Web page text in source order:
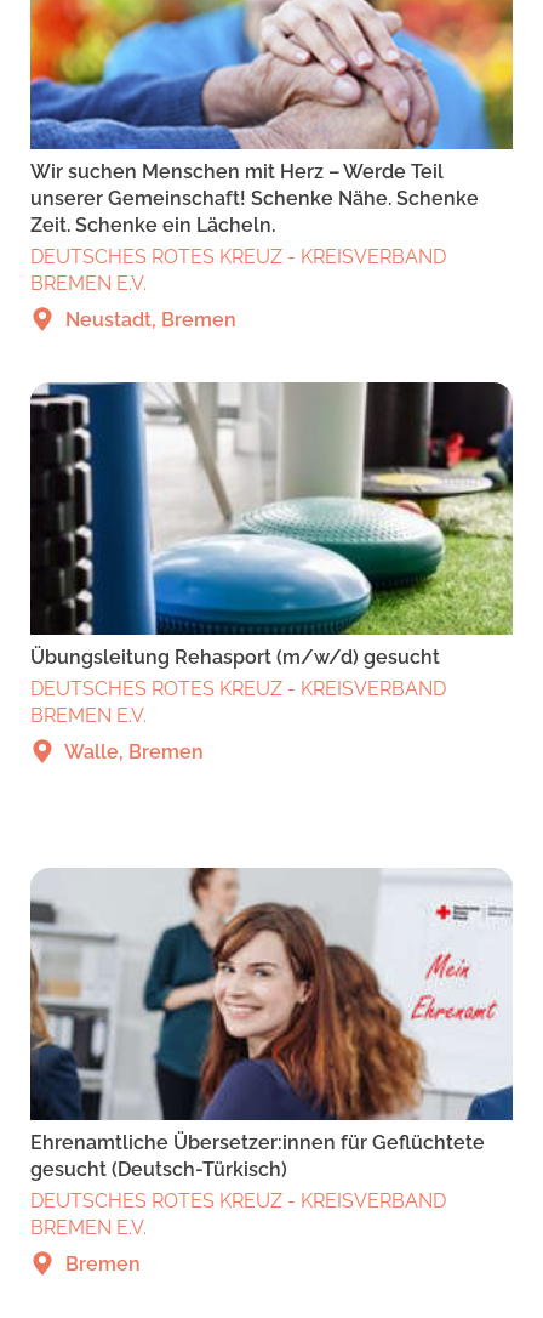
Wir suchen Menschen mit Herz – Werde Teil
unserer Gemeinschaft! Schenke Nähe. Schenke
Zeit. Schenke ein Lächeln.
DEUTSCHES ROTES KREUZ - KREISVERBAND
BREMEN E.V.
Neustadt, Bremen
Übungsleitung Rehasport (m/w/d) gesucht
DEUTSCHES ROTES KREUZ - KREISVERBAND
BREMEN E.V.
Walle, Bremen
Ehrenamtliche Übersetzer:innen für Geflüchtete
gesucht (Deutsch-Türkisch)
DEUTSCHES ROTES KREUZ - KREISVERBAND
BREMEN E.V.
Bremen